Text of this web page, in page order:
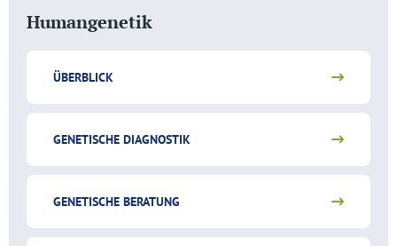
Humangenetik
ÜBERBLICK
GENETISCHE DIAGNOSTIK
GENETISCHE BERATUNG